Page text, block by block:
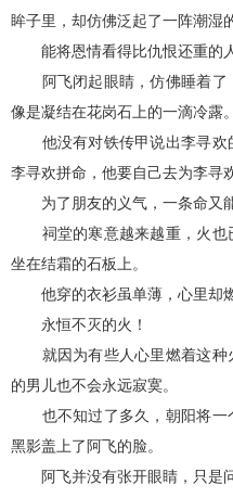
眸子里，却仿佛泛起了一阵潮湿
能将恩情看得比仇恨还重的
阿飞闭起眼睛，仿佛睡着了
像是凝结在花岗石上的一滴冷露。
他没有对铁传甲说出李寻欢
李寻欢拼命，他要自己去为李寻
为了朋友的义气，一条命又能
祠堂的寒意越来越重，火也
坐在结霜的石板上。
他穿的衣衫虽单薄，心里却燃
永恒不灭的火！
就因为有些人心里燃着这种
的男儿也不会永远寂寞。
也不知过了多久，朝阳将一
黑影盖上了阿飞的脸。
阿飞并没有张开眼睛，只是问